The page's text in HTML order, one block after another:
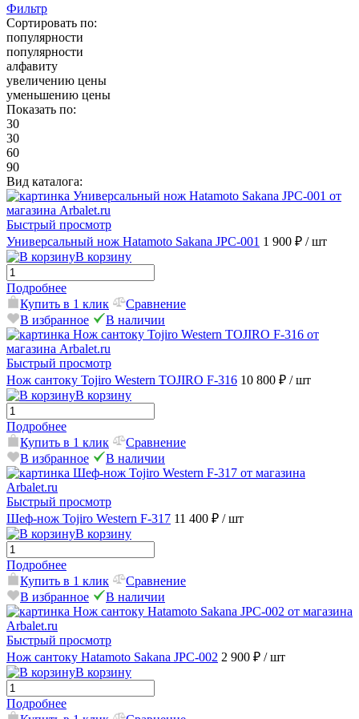
Фильтр
Сортировать по:
популярности
популярности
алфавиту
увеличению цены
уменьшению цены
Показать по:
30
30
60
90
Вид каталога:
Быстрый просмотр
Универсальный нож Hatamoto Sakana JPC-001 1 900 ₽ / шт
В корзину
Подробнее
Купить в 1 клик
Сравнение
В избранное
В наличии
Быстрый просмотр
Нож сантоку Tojiro Western TOJIRO F-316 10 800 ₽ / шт
В корзину
Подробнее
Купить в 1 клик
Сравнение
В избранное
В наличии
Быстрый просмотр
Шеф-нож Tojiro Western F-317 11 400 ₽ / шт
В корзину
Подробнее
Купить в 1 клик
Сравнение
В избранное
В наличии
Быстрый просмотр
Нож сантоку Hatamoto Sakana JPC-002 2 900 ₽ / шт
В корзину
Подробнее